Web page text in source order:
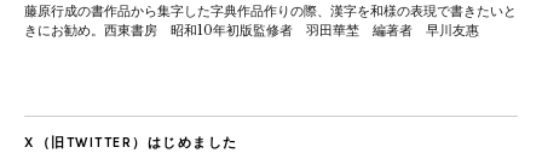
藤原行成の書作品から集字した字典作品作りの際、漢字を和様の表現で書きたいと
きにお勧め。西東書房 昭和10年初版監修者 羽田華埜 編著者 早川友惠
X（旧TWITTER）はじめました